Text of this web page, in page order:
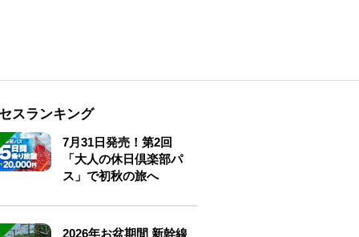
スランキング
7月31日発売！第2回
「大人の休日倶楽部パ
ス」で初秋の旅へ
2026年お盆期間 新幹線